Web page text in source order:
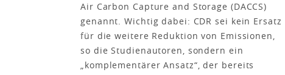
Air Carbon Capture and Storage (DACCS)
genannt. Wichtig dabei: CDR sei kein Ersatz
für die weitere Reduktion von Emissionen,
so die Studienautoren, sondern ein
„komplementärer Ansatz“, der bereits